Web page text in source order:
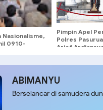
Nasionalisme,
0910-
Perbatasan
Pimpin Apel
Polres
Arief
ABIMANYU
Berselancar di samudera